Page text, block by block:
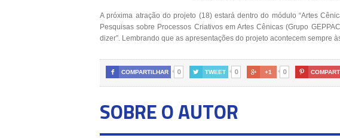
A próxima atração do projeto (18) estará dentro do módulo “Artes
Pesquisas sobre Processos Criativos em Artes Cênicas (Grupo
dizer”. Lembrando que as apresentações do projeto acontecem sempre
 COMPARTILHAR 0  TWEET 0  +1 0 
SOBRE O AUTOR